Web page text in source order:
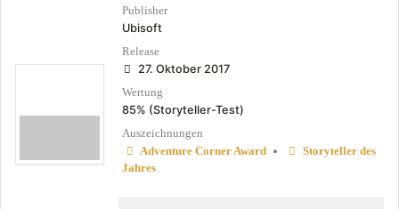
Publisher
Ubisoft
Release
27. Oktober 2017
Wertung
85% (Storyteller-Test)
Auszeichnungen
Adventure Corner Award •
Storyteller des
Jahres